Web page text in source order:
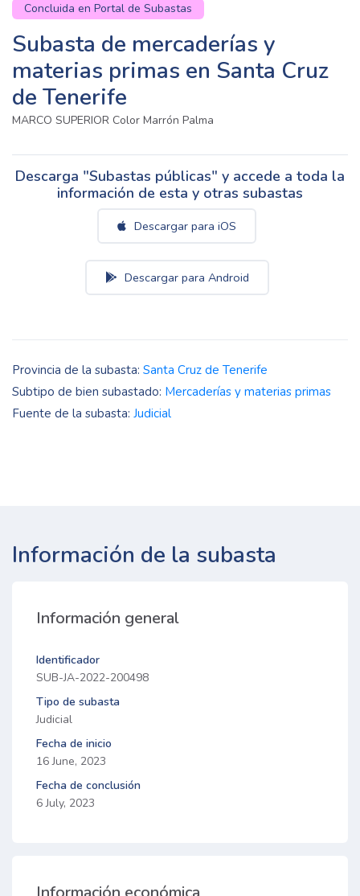
Concluida en Portal de Subastas
Subasta de mercaderías y
materias primas en Santa Cruz
de Tenerife
MARCO SUPERIOR Color Marrón Palma
Descarga "Subastas públicas" y accede a toda la
información de esta y otras subastas
Descargar para iOS
Descargar para Android
Provincia de la subasta: Santa Cruz de Tenerife
Subtipo de bien subastado: Mercaderías y materias primas
Fuente de la subasta: Judicial
Información de la subasta
Información general
Identificador
SUB-JA-2022-200498
Tipo de subasta
Judicial
Fecha de inicio
16 June, 2023
Fecha de conclusión
6 July, 2023